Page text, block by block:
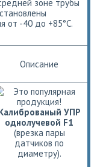
зоне трубы
от -40 до +85°С.
Описание
УПР
однолучевой F1
(врезка пары
датчиков по
диаметру).